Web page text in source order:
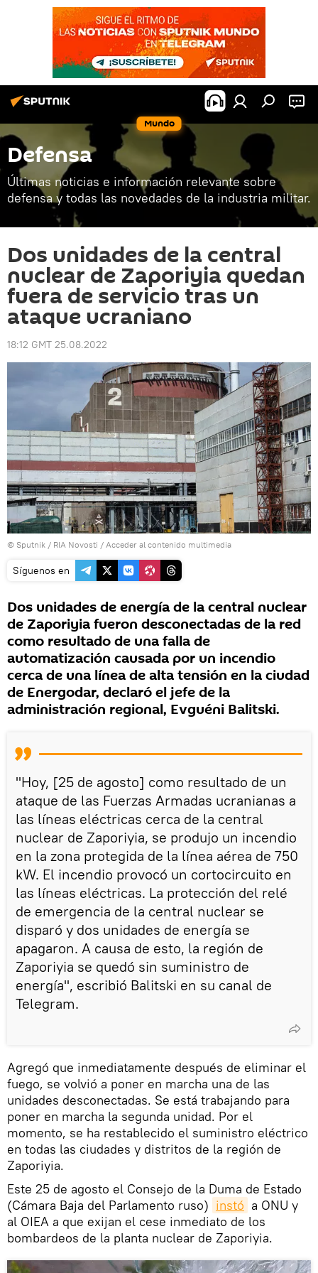
Mundo
Defensa
Últimas noticias e información relevante sobre
defensa y todas las novedades de la industria militar.
Dos unidades de la central
nuclear de Zaporiyia quedan
fuera de servicio tras un
ataque ucraniano
18:12 GMT 25.08.2022
© Sputnik / RIA Novosti / Acceder al contenido multimedia
Síguenos en
Dos unidades de energía de la central nuclear
de Zaporiyia fueron desconectadas de la red
como resultado de una falla de
automatización causada por un incendio
cerca de una línea de alta tensión en la ciudad
de Energodar, declaró el jefe de la
administración regional, Evguéni Balitski.
"Hoy, [25 de agosto] como resultado de un
ataque de las Fuerzas Armadas ucranianas a
las líneas eléctricas cerca de la central
nuclear de Zaporiyia, se produjo un incendio
en la zona protegida de la línea aérea de 750
kW. El incendio provocó un cortocircuito en
las líneas eléctricas. La protección del relé
de emergencia de la central nuclear se
disparó y dos unidades de energía se
apagaron. A causa de esto, la región de
Zaporiyia se quedó sin suministro de
energía", escribió Balitski en su canal de
Telegram.
Agregó que inmediatamente después de eliminar el
fuego, se volvió a poner en marcha una de las
unidades desconectadas. Se está trabajando para
poner en marcha la segunda unidad. Por el
momento, se ha restablecido el suministro eléctrico
en todas las ciudades y distritos de la región de
Zaporiyia.
Este 25 de agosto el Consejo de la Duma de Estado
(Cámara Baja del Parlamento ruso) instó a ONU y
al OIEA a que exijan el cese inmediato de los
bombardeos de la planta nuclear de Zaporiyia.